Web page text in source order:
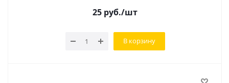
25 руб./шт
В корзину